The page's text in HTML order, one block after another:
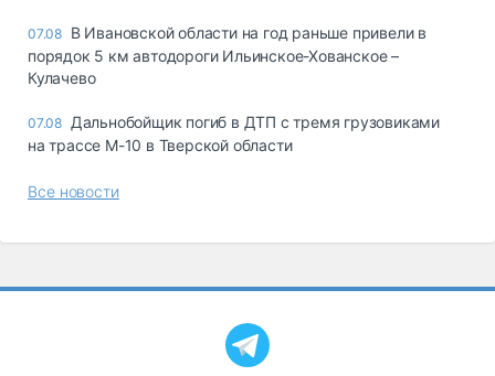
07.08 В Ивановской области на год раньше привели в
порядок 5 км автодороги Ильинское-Хованское –
Кулачево
07.08 Дальнобойщик погиб в ДТП с тремя грузовиками
на трассе М-10 в Тверской области
Все новости